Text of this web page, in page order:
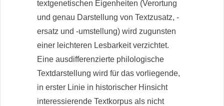
textgenetischen Eigenheiten (Verortung
und genau Darstellung von Textzusatz, -
ersatz und -umstellung) wird zugunsten
einer leichteren Lesbarkeit verzichtet.
Eine ausdifferenzierte philologische
Textdarstellung wird für das vorliegende,
in erster Linie in historischer Hinsicht
interessierende Textkorpus als nicht